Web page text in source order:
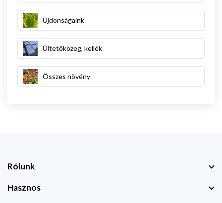
Újdonságaink
Ültetőközeg, kellék
Összes növény
Rólunk
Hasznos